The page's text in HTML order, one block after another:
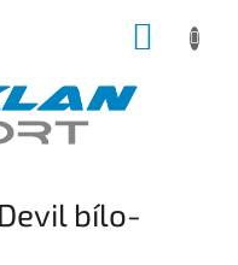
bílo-